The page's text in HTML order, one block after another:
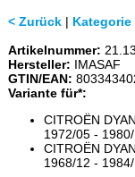
< Zurück|
Artikelnummer:
Hersteller: IMASAF
GTIN/EAN:
Variante für*:
CITROËN
1972/05 -
CITROËN
1968/12 -